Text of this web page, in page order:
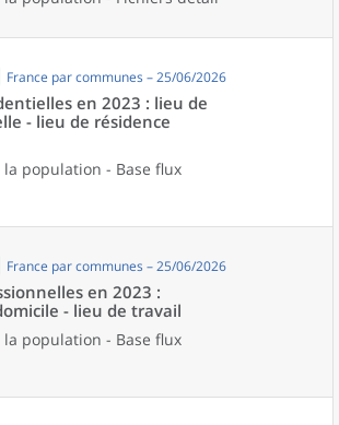
France par communes – 25/06/2026
en 2023 : lieu de
- lieu de résidence
la population - Base flux
France par communes – 25/06/2026
en 2023 :
- lieu de travail
la population - Base flux